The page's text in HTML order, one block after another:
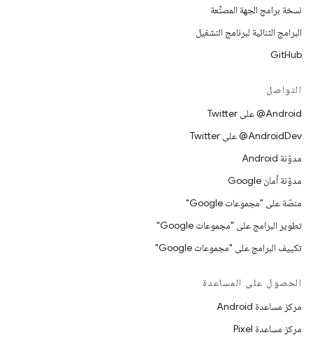
نسخة برامج الجهة المصنِّعة
البرامج الثنائية لبرنامج التشغيل
GitHub
التواصل
‎@Android على Twitter
‎@AndroidDev على Twitter
مدوّنة Android
مدوّنة أمان Google
منصّة على "مجموعات Google"
تطوير البرامج على "مجموعات Google"
تكييف البرامج على "مجموعات Google"
الحصول على المساعدة
مركز مساعدة Android
مركز مساعدة Pixel